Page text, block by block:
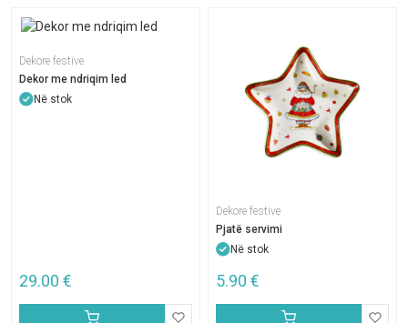
Dekore festive
Dekor me ndriqim led
Në stok
29.00 €
Dekore festive
Pjatë servimi
Në stok
5.90 €